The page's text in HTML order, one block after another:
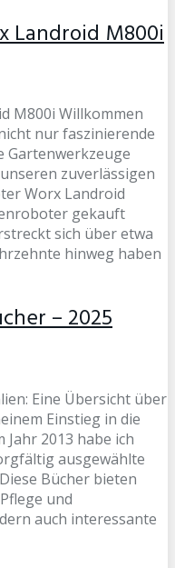
Landroid M800i
M800i Willkommen
nur faszinierende
Gartenwerkzeuge
zuverlässigen
Worx Landroid
gekauft
sich über etwa
hinweg haben
– 2025
Eine Übersicht über
Einstieg in die
2013 habe ich
ausgewählte
Bücher bieten
und
auch interessante